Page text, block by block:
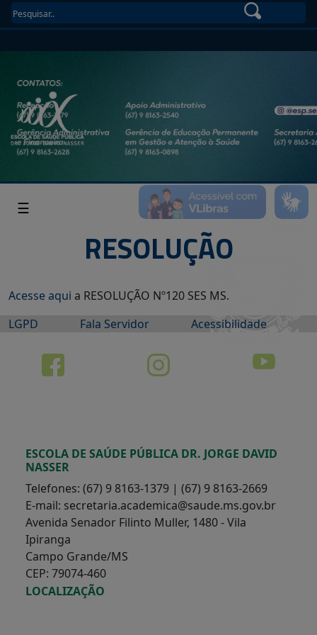
☰
RESOLUÇÃO
Acesse aqui a RESOLUÇÃO Nº120 SES MS.
LGPD
Fala Servidor Acessibilidade
ESCOLA DE SAÚDE PÚBLICA DR. JORGE DAVID
NASSER
Telefones: (67) 9 8163-1379 | (67) 9 8163-2669
E-mail: secretaria.academica@saude.ms.gov.br
Avenida Senador Filinto Muller, 1480 - Vila
Ipiranga
Campo Grande/MS
CEP: 79074-460
LOCALIZAÇÃO